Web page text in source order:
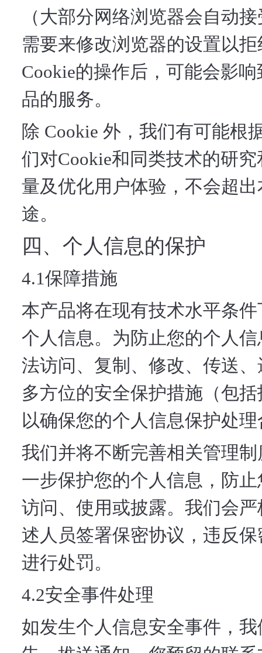
（大部分网络浏览器会自动
需要来修改浏览器的设置以
Cookie的操作后，可能会影
品的服务。
除 Cookie 外，我们有可能根
们对Cookie和同类技术的研
量及优化用户体验，不会超
途。
四、个人信息的保护
4.1保障措施
本产品将在现有技术水平条
个人信息。为防止您的个人
法访问、复制、修改、传送
多方位的安全保护措施（包
以确保您的个人信息保护处
我们并将不断完善相关管理
一步保护您的个人信息，防
访问、使用或披露。我们会
述人员签署保密协议，违反
进行处罚。
4.2安全事件处理
如发生个人信息安全事件，